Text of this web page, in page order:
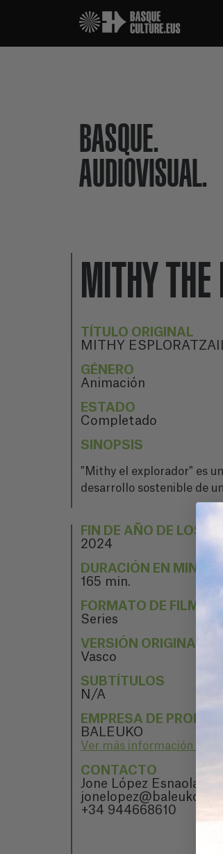
BASQUE.
AUDIOVISUAL.
MITHY THE
TÍTULO ORIGINAL
MITHY
GÉNERO
Animación
ESTADO
Completado
SINOPSIS
"Mithy el explorador" es
desarrollo sostenible de
FIN DE AÑO DE LOS
2024
DURACIÓN EN
165 min.
FORMATO DE
Series
VERSIÓN ORIGINAL
Vasco
SUBTÍTULOS
N/A
EMPRESA DE
BALEUKO
Ver más información
CONTACTO
Jone López Esnaola
jonelopez@baleuko.com
+34 944668610